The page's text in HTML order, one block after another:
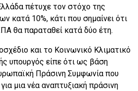
πέτυχε τον στόχο της
κατά 10%, κάτι που σημαίνει ότι
θα παραταθεί κατά δύο έτη.
και το Κοινωνικό Κλιματικό
υπουργός είπε ότι ως βάση
Πράσινη Συμφωνία που
μια νέα αναπτυξιακή πράσινη